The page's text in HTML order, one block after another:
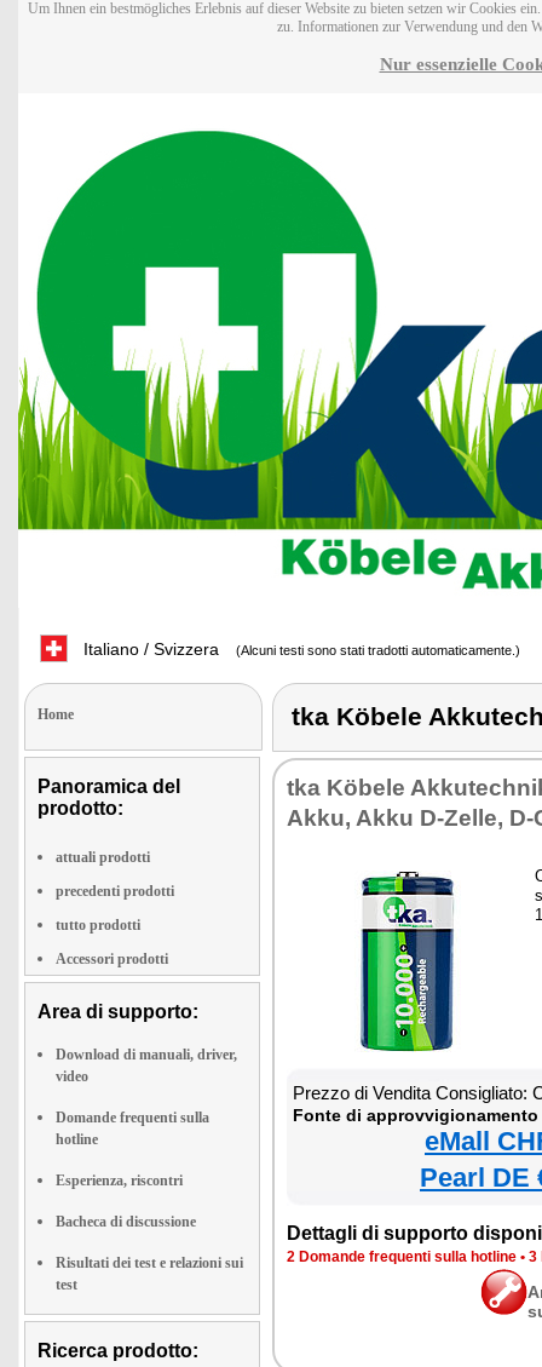
Um Ihnen ein bestmögliches Erlebnis auf dieser Website zu bieten setzen wir Cookies
zu. Informationen zur Verwendung und den
Nur essenzielle
Italiano / Svizzera (Alcuni testi sono stati tradotti automaticamente.)
Home
Panoramica del
prodotto:
attuali prodotti
precedenti prodotti
tutto prodotti
Accessori prodotti
Area di supporto:
Download di manuali, driver,
video
Domande frequenti sulla
hotline
Esperienza, riscontri
Bacheca di discussione
Risultati dei test e relazioni sui
test
Ricerca prodotto:
tka Köbele
tka Köbele
Akku, Akku D-Zelle, D-
Prezzo di Vendita Consigliato:
Fonte di
eMall
Pearl DE
Dettagli di supporto
2 Domande frequenti sulla hotline • 3